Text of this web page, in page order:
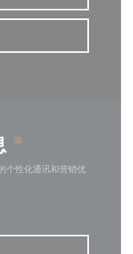
*
个性化通讯和营销优